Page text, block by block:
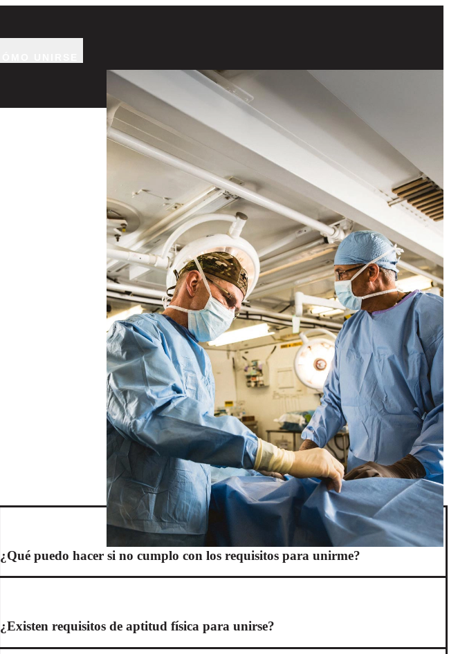
Dos cirujanos del Army preparándose para un procedimiento en un quirófano
¿Qué puedo hacer si no cumplo con los requisitos para unirme?
¿Existen requisitos de aptitud física para unirse?